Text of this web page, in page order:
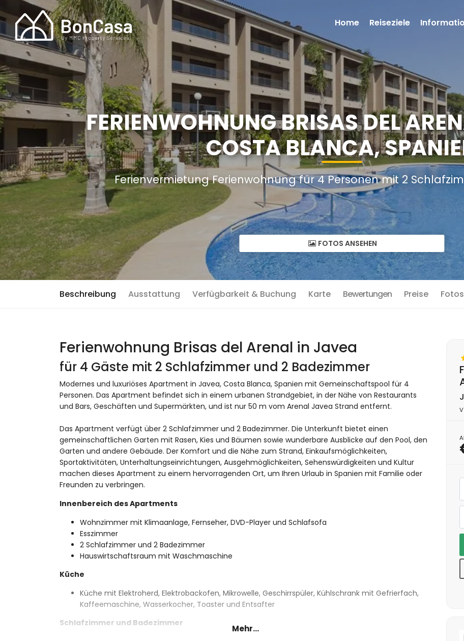
FERIENWOHNUNG BRISAS DEL
COSTA BLANCA,
Ferienvermietung Ferienwohnung für 4 Personen mit 2
FOTOS ANSEHEN
Beschreibung Ausstattung Verfügbarkeit & Buchung Karte Bewertungen Preise
Ferienwohnung Brisas del Arenal in Javea
für 4 Gäste mit 2 Schlafzimmer und 2 Badezimmer
Modernes und luxuriöses Apartment in Javea, Costa Blanca, Spanien mit Gemeinschaftspool für 4
Personen. Das Apartment befindet sich in einem urbanen Strandgebiet, in der Nähe von Restaurants
und Bars, Geschäften und Supermärkten, und ist nur 50 m vom Arenal Javea Strand entfernt.
Das Apartment verfügt über 2 Schlafzimmer und 2 Badezimmer. Die Unterkunft bietet einen
gemeinschaftlichen Garten mit Rasen, Kies und Bäumen sowie wunderbare Ausblicke auf den Pool, den
Garten und andere Gebäude. Der Komfort und die Nähe zum Strand, Einkaufsmöglichkeiten,
Sportaktivitäten, Unterhaltungseinrichtungen, Ausgehmöglichkeiten, Sehenswürdigkeiten und Kultur
machen dieses Apartment zu einem hervorragenden Ort, um Ihren Urlaub in Spanien mit Familie oder
Freunden zu verbringen.
Innenbereich des Apartments
Wohnzimmer mit Klimaanlage, Fernseher, DVD-Player und Schlafsofa
Esszimmer
2 Schlafzimmer und 2 Badezimmer
Hauswirtschaftsraum mit Waschmaschine
Küche
Küche mit Elektroherd, Elektrobackofen, Mikrowelle, Geschirrspüler, Kühlschrank mit Gefrierfach,
Kaffeemaschine, Wasserkocher, Toaster und Entsafter
Schlafzimmer und Badezimmer
Mehr...
Home Reiseziele